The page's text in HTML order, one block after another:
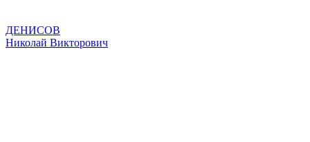
ДЕНИСОВ
Николай Викторович